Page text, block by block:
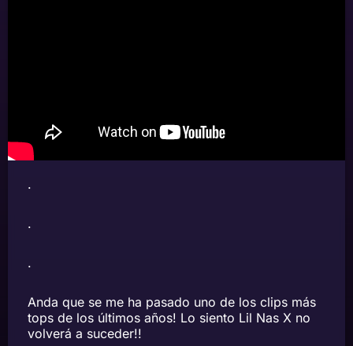
.
.
.
Anda que se me ha pasado uno de los clips más
tops de los últimos años! Lo siento Lil Nas X no
volverá a suceder!!